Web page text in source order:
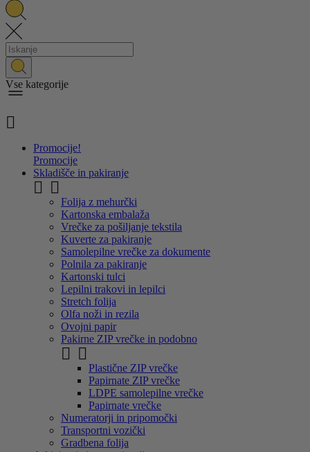
Vse kategorije

Promocije!
Promocije
Skladišče in pakiranje
 
Folija z mehurčki
Kartonska embalaža
Vrečke za pošiljanje tekstila
Kuverte za pakiranje
Samolepilne vrečke za dokumente
Polnila za pakiranje
Kartonski tulci
Lepilni trakovi in lepilci
Stretch folija
Olfa noži in rezila
Ovojni papir
Pakirne ZIP vrečke in podobno
 
Plastične ZIP vrečke
Papirnate ZIP vrečke
LDPE samolepilne vrečke
Papirnate vrečke
Numeratorji in pripomočki
Transportni vozički
Gradbena folija